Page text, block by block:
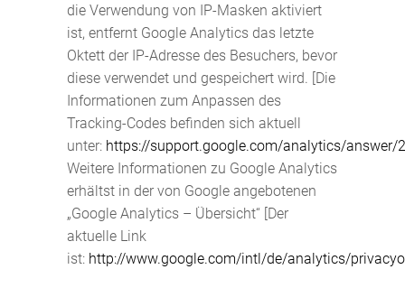
die Verwendung von IP-Masken aktiviert
ist, entfernt Google Analytics das letzte
Oktett der IP-Adresse des Besuchers, bevor
diese verwendet und gespeichert wird. [Die
Informationen zum Anpassen des
Tracking-Codes befinden sich aktuell
unter: https://support.google.com/analytics/answer/
Weitere Informationen zu Google Analytics
erhältst in der von Google angebotenen
„Google Analytics – Übersicht“ [Der
aktuelle Link
ist: http://www.google.com/intl/de/analytics/